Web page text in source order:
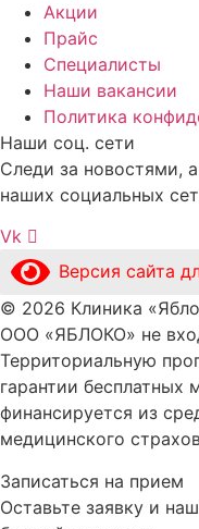
Акции
Прайс
Специалисты
Наши вакансии
Политика
Наши соц. сети
Следи за новостями,
наших социальных
Vk
Версия сайта
© 2026 Клиника
ООО «ЯБЛОКО» не
Территориальную
гарантии бесплатных
финансируется из
медицинского
Записаться на прием​
Оставьте заявку и